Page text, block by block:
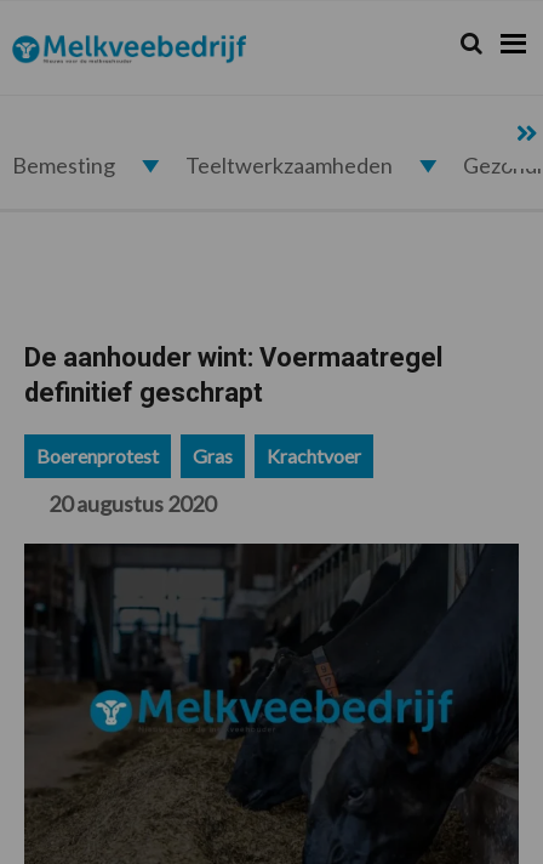
de
hoofdnavigatie
de
hoofd
de
eerste
de
voettekst
Melkveebedrijf.nl Zoeken...
Zoek
Bemesting Teeltwerkzaamheden
De aanhouder wint: Voermaatregel
definitief geschrapt
Boerenprotest Gras Krachtvoer
20 augustus 2020